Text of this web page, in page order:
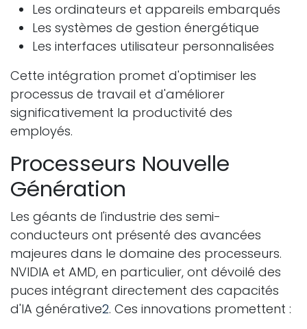
Les ordinateurs et appareils embarqués
Les systèmes de gestion énergétique
Les interfaces utilisateur personnalisées
Cette intégration promet d'optimiser les
processus de travail et d'améliorer
significativement la productivité des
employés.
Processeurs Nouvelle
Génération
Les géants de l'industrie des semi-
conducteurs ont présenté des avancées
majeures dans le domaine des processeurs.
NVIDIA et AMD, en particulier, ont dévoilé des
puces intégrant directement des capacités
d'IA générative2. Ces innovations promettent :